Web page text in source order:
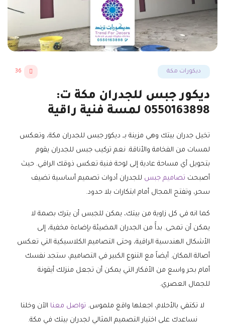
ديكورات مكة 36
ديكور جبس للجدران مكة ت:
0550163898 لمسة فنية راقية
تخيل جدران بيتك وهي مزينة بــ ديكور جبس للجدران مكة، وتعكس
لمسات من الفخامة والأناقة. نعم تركيب جبس للجدران يقوم
بتحويل أي مساحة عادية إلى لوحة فنية تعكس ذوقك الراقي. حيث
أصبحت تصاميم جبس للجدران أدوات تصميم أساسية تضيف
سحر، وتفتح المجال أمام ابتكارات بلا حدود.
كما انه في كل زاوية من بيتك، يمكن للجبس أن يترك بصمة لا
يمكن أن تمحى. بدأً من الجدران المضيئة بإضاءة مخفية، إلى
الأشكال الهندسية الراقية، وحتى التصاميم الكلاسيكية التي تعكس
أصالة المكان. أيضاً مع التنوع الكبير في التصاميم، ستجد نفسك
أمام بحر واسع من الأفكار التي يمكن أن تجعل منزلك أيقونة
للجمال العصري.
لا تكتفي بالأحلام، اجعلها واقع ملموس. تواصل معنا الآن وخلنا
نساعدك على اختيار التصميم المثالي لجدران بيتك في مكة.